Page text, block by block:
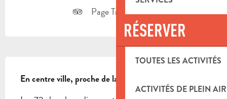
RÉSERVER
TOUTES LES ACTIVITÉS
ACTIVITÉS DE PLEIN AIR
Page Tripadvisor
En centre ville, proche de la gare et des restaurants.